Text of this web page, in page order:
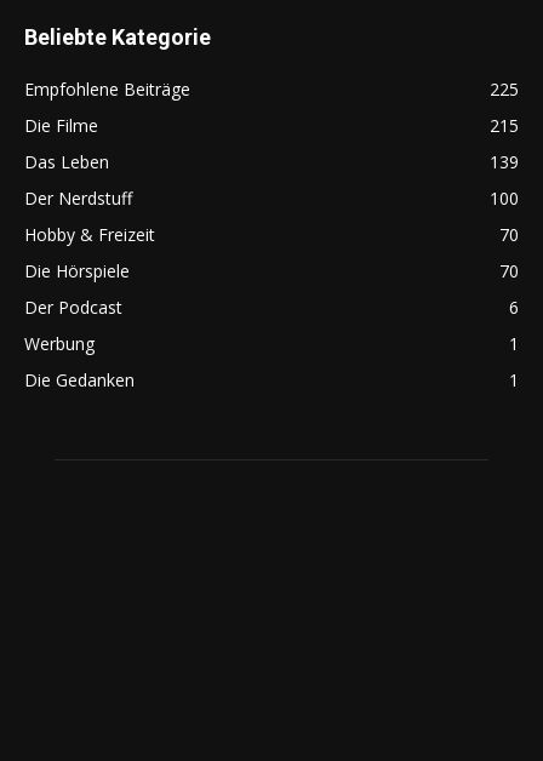
Beliebte Kategorie
Empfohlene Beiträge
225
Die Filme
215
Das Leben
139
Der Nerdstuff
100
Hobby & Freizeit
70
Die Hörspiele
70
Der Podcast
6
Werbung
1
Die Gedanken
1